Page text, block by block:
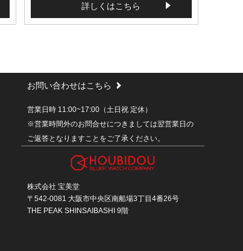
詳しくはこちら
お問い合わせはこちら
営業日時 11:00~17:00（土日祝 定休）
※営業時間外のお問合せにつきましては翌営業日の
ご返答となりますことをご了承ください。
株式会社 宝美堂
〒542-0081 大阪市中央区南船場3丁目4番26号
THE PEAK SHINSAIBASHI 9階